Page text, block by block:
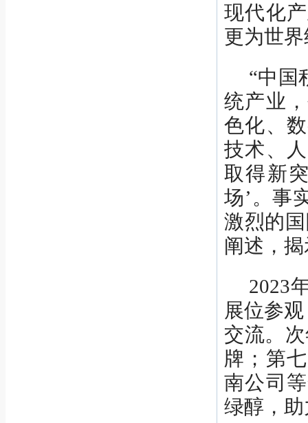
现代化
更为世
“中国
统产业
色化、
技术、
取得新
场’。事
激烈的
阐述，
2023
展位参
交流。
牌；第
南公司
绿醇，